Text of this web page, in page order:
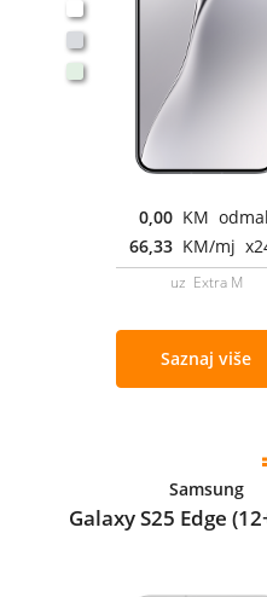
0,00 KM
66,33 KM/mj
uz Extra M
Saznaj više
Samsung
Galaxy S25 Edge